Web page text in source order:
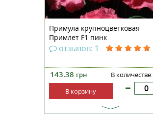
Примула крупноцветковая
Примлет F1 пинк
отзывов: 1
143.38 грн В количестве:
В корзину